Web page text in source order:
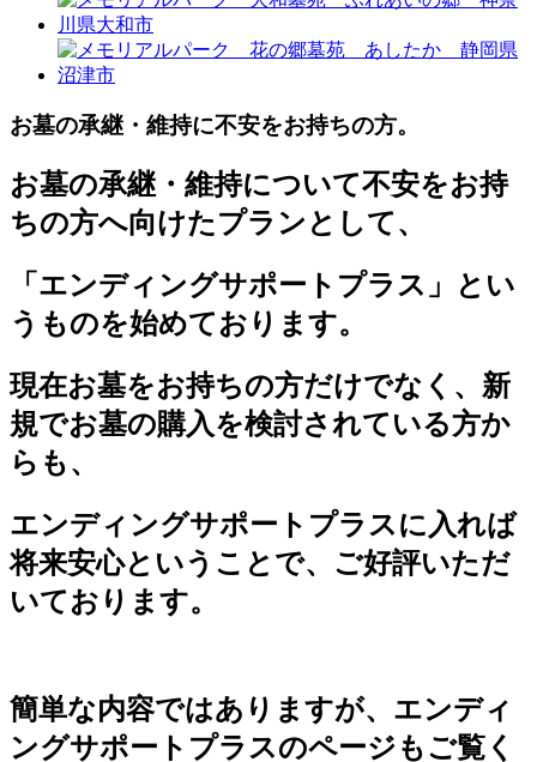
お墓の承継・維持に不安をお持ちの方。
お墓の承継・維持について不安をお持
ちの方へ向けたプランとして、
「エンディングサポートプラス」とい
うものを始めております。
現在お墓をお持ちの方だけでなく、新
規でお墓の購入を検討されている方か
らも、
エンディングサポートプラスに入れば
将来安心ということで、ご好評いただ
いております。
簡単な内容ではありますが、エンディ
ングサポートプラスのページもご覧く